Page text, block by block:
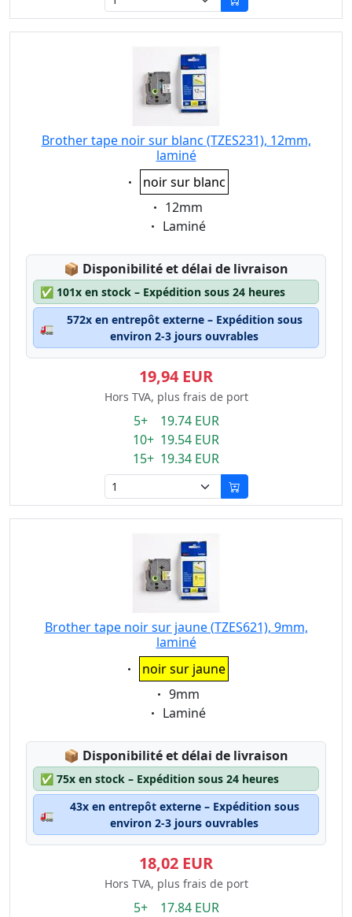
Brother tape noir sur blanc (TZES231), 12mm,
laminé
Eigenschaft:
noir sur blanc
Eigenschaft:
12mm
Eigenschaft:
Laminé
📦 Lagerstatus:
Disponibilité et délai de livraison
✅ 101x en stock – Expédition sous 24 heures
🚛
572x en entrepôt externe – Expédition sous
environ 2-3 jours ouvrables
19,94 EUR
Hors TVA, plus frais de port
5+ 19.74 EUR
10+ 19.54 EUR
15+ 19.34 EUR
Brother tape noir sur jaune (TZES621), 9mm,
laminé
Eigenschaft:
noir sur jaune
Eigenschaft:
9mm
Eigenschaft:
Laminé
📦 Lagerstatus:
Disponibilité et délai de livraison
✅ 75x en stock – Expédition sous 24 heures
🚛
43x en entrepôt externe – Expédition sous
environ 2-3 jours ouvrables
18,02 EUR
Hors TVA, plus frais de port
5+ 17.84 EUR